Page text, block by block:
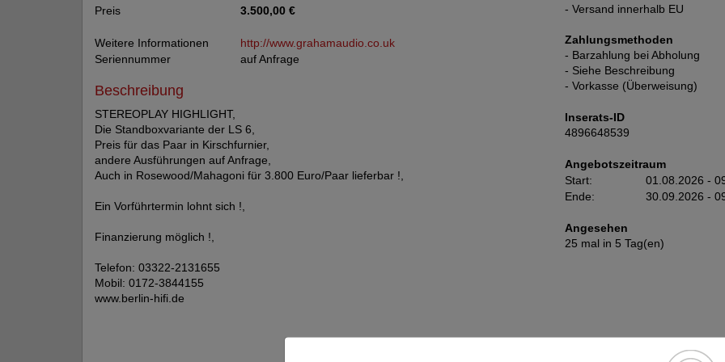
Preis
3.500,00 €
Weitere Informationen
http://www.grahamaudio.co.uk
Seriennummer
auf Anfrage
Beschreibung
STEREOPLAY HIGHLIGHT,
Die Standboxvariante der LS 6,
Preis für das Paar in Kirschfurnier,
andere Ausführungen auf Anfrage,
Auch in Rosewood/Mahagoni für 3.800 Euro/Paar lieferbar !,
Ein Vorführtermin lohnt sich !,
Finanzierung möglich !,
Telefon: 03322-2131655
Mobil: 0172-3844155
www.berlin-hifi.de
- Versand innerhalb EU
Zahlungsmethoden
- Barzahlung bei Abholung
- Siehe Beschreibung
- Vorkasse (Überweisung)
Inserats-ID
4896648539
Angebotszeitraum
Start:
01.08.2026 -
Ende:
30.09.2026 -
Angesehen
25 mal in 5 Tag(en)